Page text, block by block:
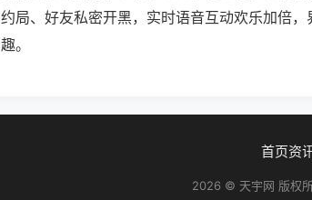
约局、好友私密开黑，实时语音互动欢乐加倍
趣。
首页资
2026 © 天宇网 版权